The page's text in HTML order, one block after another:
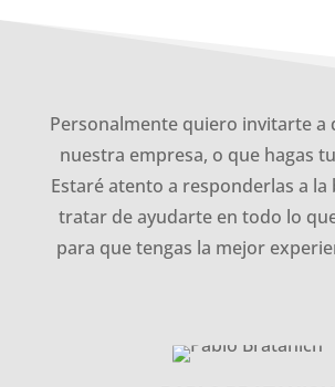
Personalmente quiero invitarte a
nuestra empresa, o que hagas
Estaré atento a responderlas a la
tratar de ayudarte en todo lo
para que tengas la mejor